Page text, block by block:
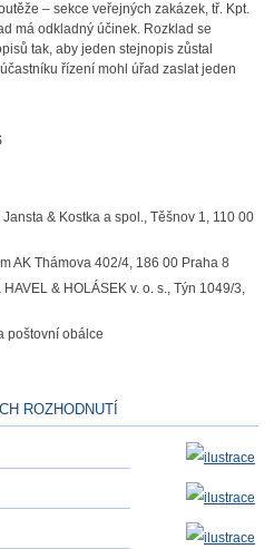
– sekce veřejných zakázek, tř. Kpt.
má odkladný účinek. Rozklad se
tak, aby jeden stejnopis zůstal
řízení mohl úřad zaslat jeden
& Kostka a spol., Těšnov 1, 110 00
AK Thámova 402/4, 186 00 Praha 8
& HOLÁSEK v. o. s., Týn 1049/3,
poštovní obálce
ROZHODNUTÍ